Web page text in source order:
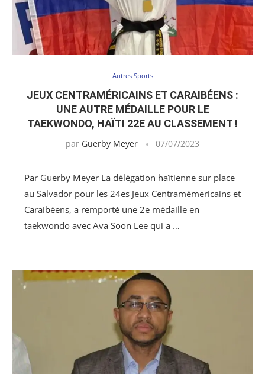
Autres Sports
JEUX CENTRAMÉRICAINS ET CARAIBÉENS :
UNE AUTRE MÉDAILLE POUR LE
TAEKWONDO, HAÏTI 22E AU CLASSEMENT !
par Guerby Meyer 07/07/2023
Par Guerby Meyer La délégation haïtienne sur place
au Salvador pour les 24es Jeux Centramémericains et
Caraibéens, a remporté une 2e médaille en
taekwondo avec Ava Soon Lee qui a …